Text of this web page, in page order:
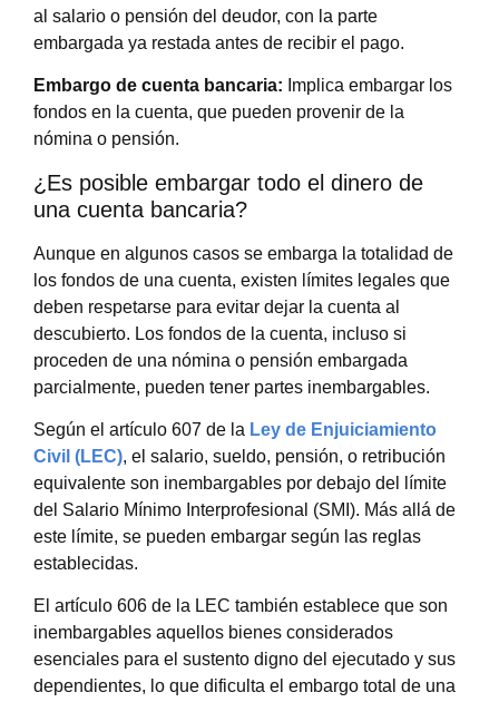
al salario o pensión del deudor, con la parte
embargada ya restada antes de recibir el pago.
Embargo de cuenta bancaria: Implica embargar los
fondos en la cuenta, que pueden provenir de la
nómina o pensión.
¿Es posible embargar todo el dinero de
una cuenta bancaria?
Aunque en algunos casos se embarga la totalidad de
los fondos de una cuenta, existen límites legales que
deben respetarse para evitar dejar la cuenta al
descubierto. Los fondos de la cuenta, incluso si
proceden de una nómina o pensión embargada
parcialmente, pueden tener partes inembargables.
Según el artículo 607 de la Ley de Enjuiciamiento
Civil (LEC), el salario, sueldo, pensión, o retribución
equivalente son inembargables por debajo del límite
del Salario Mínimo Interprofesional (SMI). Más allá de
este límite, se pueden embargar según las reglas
establecidas.
El artículo 606 de la LEC también establece que son
inembargables aquellos bienes considerados
esenciales para el sustento digno del ejecutado y sus
dependientes, lo que dificulta el embargo total de una